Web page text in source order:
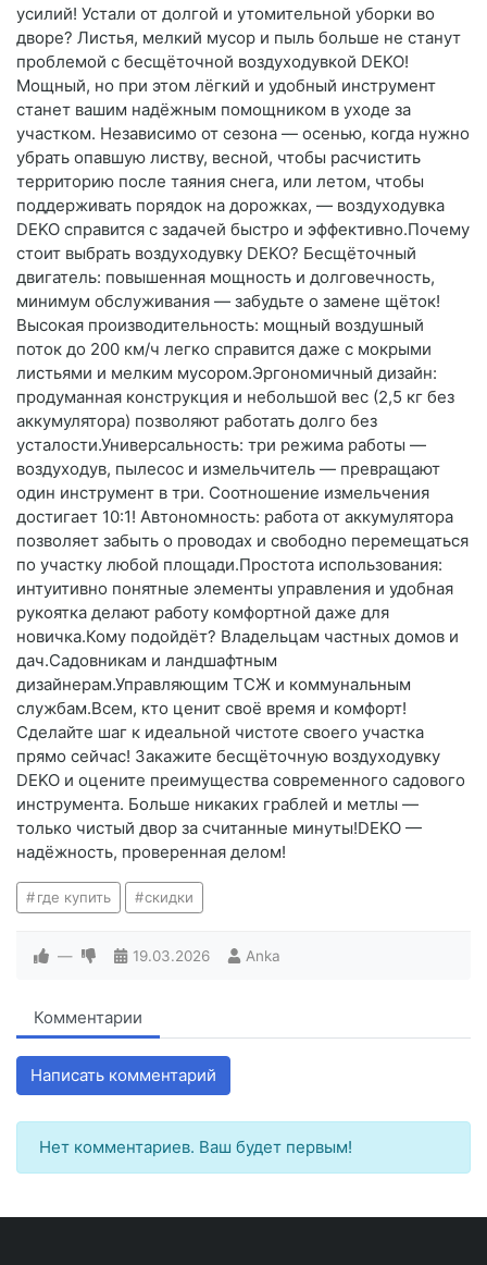
усилий! Устали от долгой и утомительной уборки во
дворе? Листья, мелкий мусор и пыль больше не станут
проблемой с бесщёточной воздуходувкой DEKO!
Мощный, но при этом лёгкий и удобный инструмент
станет вашим надёжным помощником в уходе за
участком. Независимо от сезона — осенью, когда нужно
убрать опавшую листву, весной, чтобы расчистить
территорию после таяния снега, или летом, чтобы
поддерживать порядок на дорожках, — воздуходувка
DEKO справится с задачей быстро и эффективно.Почему
стоит выбрать воздуходувку DEKO? Бесщёточный
двигатель: повышенная мощность и долговечность,
минимум обслуживания — забудьте о замене щёток!
Высокая производительность: мощный воздушный
поток до 200 км/ч легко справится даже с мокрыми
листьями и мелким мусором.Эргономичный дизайн:
продуманная конструкция и небольшой вес (2,5 кг без
аккумулятора) позволяют работать долго без
усталости.Универсальность: три режима работы —
воздуходув, пылесос и измельчитель — превращают
один инструмент в три. Соотношение измельчения
достигает 10:1! Автономность: работа от аккумулятора
позволяет забыть о проводах и свободно перемещаться
по участку любой площади.Простота использования:
интуитивно понятные элементы управления и удобная
рукоятка делают работу комфортной даже для
новичка.Кому подойдёт? Владельцам частных домов и
дач.Садовникам и ландшафтным
дизайнерам.Управляющим ТСЖ и коммунальным
службам.Всем, кто ценит своё время и комфорт!
Сделайте шаг к идеальной чистоте своего участка
прямо сейчас! Закажите бесщёточную воздуходувку
DEKO и оцените преимущества современного садового
инструмента. Больше никаких граблей и метлы —
только чистый двор за считанные минуты!DEKO —
надёжность, проверенная делом!
где купить скидки
— 19.03.2026 Anka
Комментарии
Написать комментарий
Нет комментариев. Ваш будет первым!